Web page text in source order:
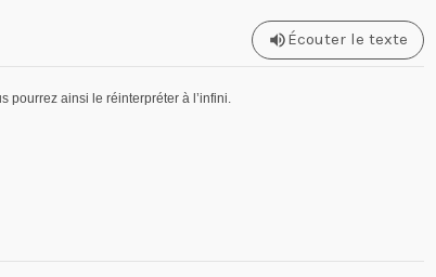
Écouter le texte
pourrez ainsi le réinterpréter à l’infini.